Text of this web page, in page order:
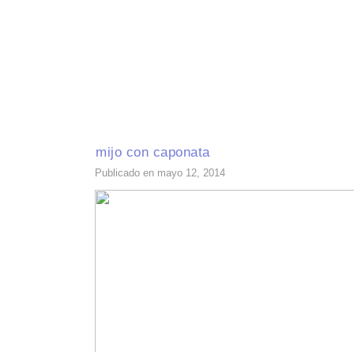
mijo con caponata
Publicado en mayo 12, 2014